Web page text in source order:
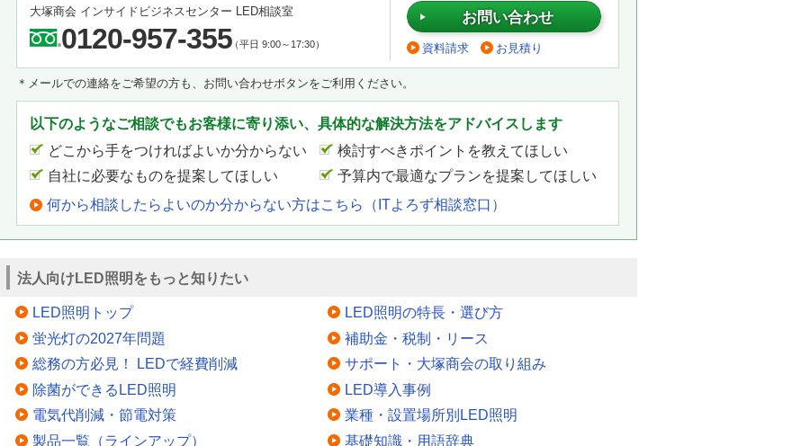
大塚商会 インサイドビジネスセンター LED相談室
0120-957-355（平日 9:00～17:30）
お問い合わせ
資料請求 お見積り
＊メールでの連絡をご希望の方も、お問い合わせボタンをご利用ください。
以下のようなご相談でもお客様に寄り添い、具体的な解決方法をアドバイスします
どこから手をつければよいか分からない
検討すべきポイントを教えてほしい
自社に必要なものを提案してほしい
予算内で最適なプランを提案してほしい
何から相談したらよいのか分からない方はこちら（ITよろず相談窓口）
法人向けLED照明をもっと知りたい
LED照明トップ
蛍光灯の2027年問題
総務の方必見！ LEDで経費削減
除菌ができるLED照明
電気代削減・節電対策
製品一覧（ラインアップ）
LED照明の特長・選び方
補助金・税制・リース
サポート・大塚商会の取り組み
LED導入事例
業種・設置場所別LED照明
基礎知識・用語辞典